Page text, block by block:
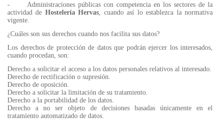
- Administraciones públicas con competencia en los sectores de la
actividad de Hostelería Hervas , cuando así lo establezca la normativa
vigente.
¿Cuáles son sus derechos cuando nos facilita sus datos?
Los derechos de protección de datos que podrán ejercer los interesados,
cuando procedan, son:
Derecho a solicitar el acceso a los datos personales relativos al interesado.
Derecho de rectificación o supresión.
Derecho de oposición.
Derecho a solicitar la limitación de su tratamiento.
Derecho a la portabilidad de los datos.
Derecho a no ser objeto de decisiones basadas únicamente en el
tratamiento automatizado de datos.